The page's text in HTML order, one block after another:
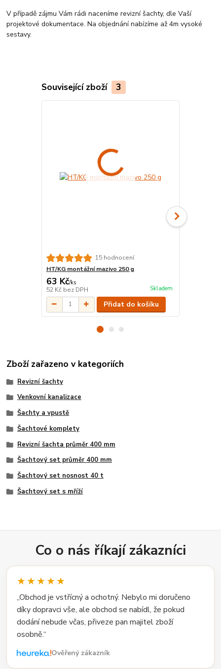
V případě zájmu Vám rádi naceníme revizní šachty, dle Vaší
projektové dokumentace. Na objednání nabízíme až 4m vysoké
sestavy.
Související zboží 3
15 hodnocení
HT/KG montážní mazivo 250 g
63 Kč/ks
52 Kč bez DPH Skladem
Přidat do košíku
Zboží zařazeno v kategoriích
Revizní šachty
Venkovní kanalizace
Šachty a vpustě
Šachtové komplety
Revizní šachta průměr 400 mm
Šachtový set průměr 400 mm
Šachtový set nosnost 40 t
Šachtový set s mříží
Co o nás říkají zákazníci
★★★★★
„Obchod je vstřícný a ochotný. Nebylo mi doručeno
díky dopravci vše, ale obchod se nabídl, že pokud
dodání nebude včas, přiveze pan majitel zboží
osobně.“
Ověřený zákazník